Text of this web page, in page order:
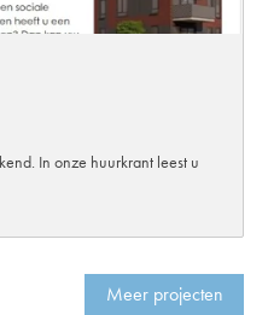
In onze huurkrant leest u
Meer projecten